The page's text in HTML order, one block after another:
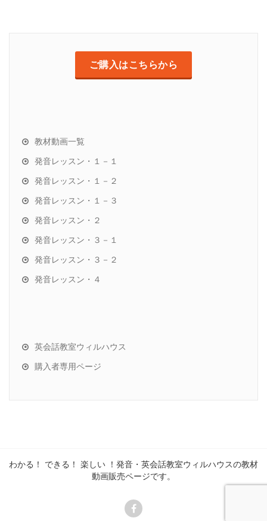
ご購入はこちらから
教材動画一覧
発音レッスン・１－１
発音レッスン・１－２
発音レッスン・１－３
発音レッスン・２
発音レッスン・３－１
発音レッスン・３－２
発音レッスン・４
英会話教室ウィルハウス
購入者専用ページ
わかる！ できる！ 楽しい ！発音・英会話教室ウィルハウスの教材
動画販売ページです。